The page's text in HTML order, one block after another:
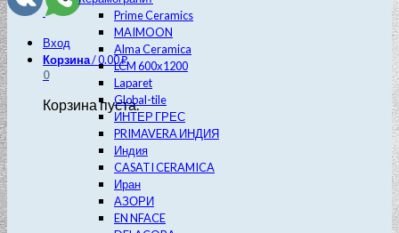
Вход
Корзина/0.00₽
0
Корзина пуста.
Prime Ceramics
MAIMOON
Alma Ceramica
LCM 600х1200
Laparet
Global-tile
ИНТЕР ГРЕС
PRIMAVERA ИНДИЯ
Индия
CASATI CERAMICA
Иран
АЗОРИ
EN NFACE